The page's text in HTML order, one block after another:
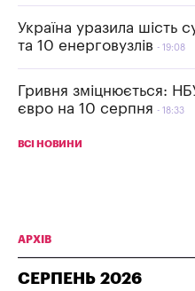
Україна уразила шість
та 10 енерговузлів
19:08
Гривня зміцнюється:
євро на 10 серпня
18:33
ВСІ НОВИНИ
АРХІВ
СЕРПЕНЬ 2026